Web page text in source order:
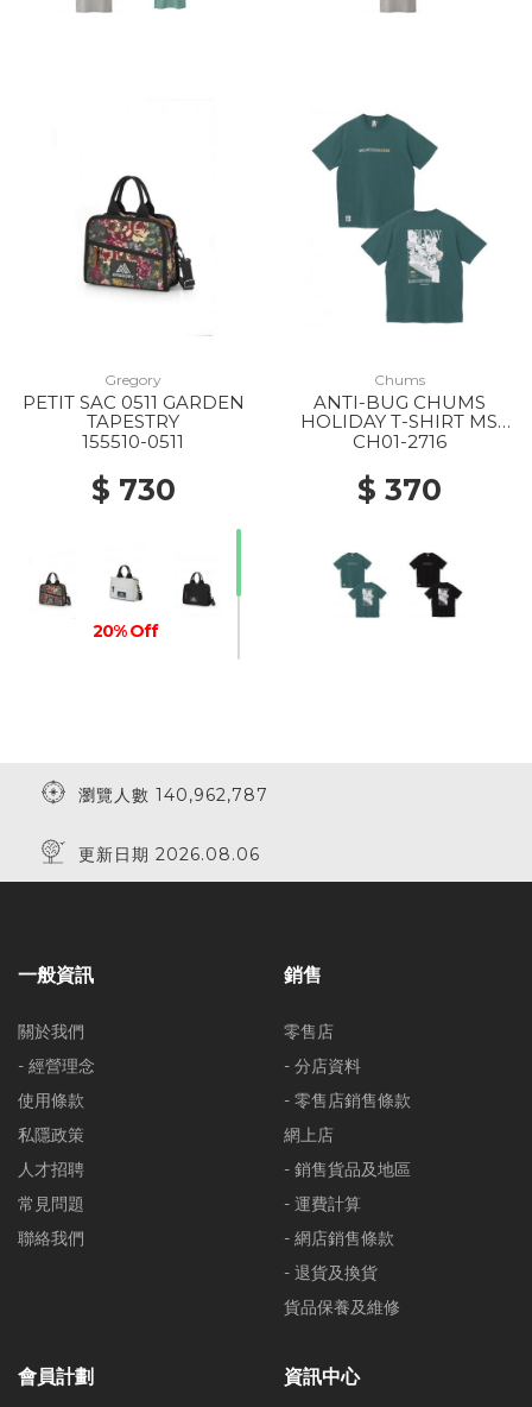
Gregory
PETIT SAC 0511 GARDEN
TAPESTRY
155510-0511
$ 730
20% Off
Chums
ANTI-BUG CHUMS
HOLIDAY T-SHIRT MS
T035 DEEP TEAL
CH01-2716
$ 370
瀏覽人數 140,962,787
更新日期 2026.08.06
一般資訊
關於我們
- 經營理念
使用條款
私隱政策
人才招聘
常見問題
聯絡我們
銷售
零售店
- 分店資料
- 零售店銷售條款
網上店
- 銷售貨品及地區
- 運費計算
- 網店銷售條款
- 退貨及換貨
貨品保養及維修
會員計劃 資訊中心